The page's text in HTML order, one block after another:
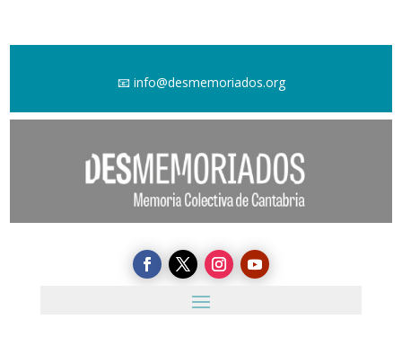
📧 info@desmemoriados.org